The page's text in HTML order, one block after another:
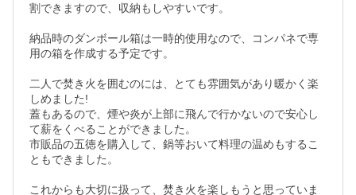
割できますので、収納もしやすいです。
納品時のダンボール箱は一時的使用なので、コンパネで専
用の箱を作成する予定です。
二人で焚き火を囲むのには、とても雰囲気があり暖かく楽
しめました!
蓋もあるので、煙や炎が上部に飛んで行かないので安心し
て薪をくべることができました。
市販品の五徳を購入して、鍋等おいて料理の温めもするこ
ともできました。
これからも大切に扱って、焚き火を楽しもうと思っていま